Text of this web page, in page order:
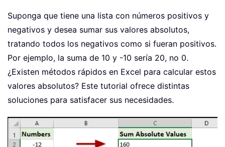
Suponga que tiene una lista con números positivos y
negativos y desea sumar sus valores absolutos,
tratando todos los negativos como si fueran positivos.
Por ejemplo, la suma de 10 y -10 sería 20, no 0.
¿Existen métodos rápidos en Excel para calcular estos
valores absolutos? Este tutorial ofrece distintas
soluciones para satisfacer sus necesidades.